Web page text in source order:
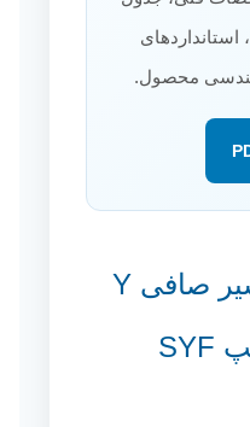
استانداردهای
محصول.
نقد و بررسی شیر صافی Y
فلنجی PN10 تیپ SYF